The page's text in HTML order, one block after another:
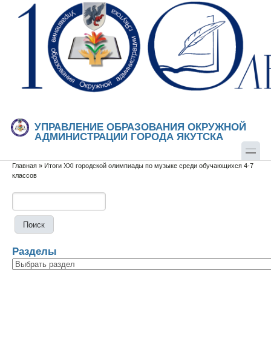
Перейти к основному содержанию
Skip to search
УПРАВЛЕНИЕ ОБРАЗОВАНИЯ ОКРУЖНОЙ
АДМИНИСТРАЦИИ ГОРОДА ЯКУТСКА
Вы здесь
Главная » Итоги XXI городской олимпиады по музыке среди обучающихся 4-7
классов
Разделы